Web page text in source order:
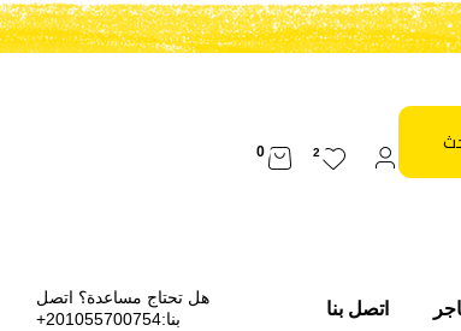
2
0
اتصل بنا
هل تحتاج مساعدة؟ اتصل
بنا:201055700754+